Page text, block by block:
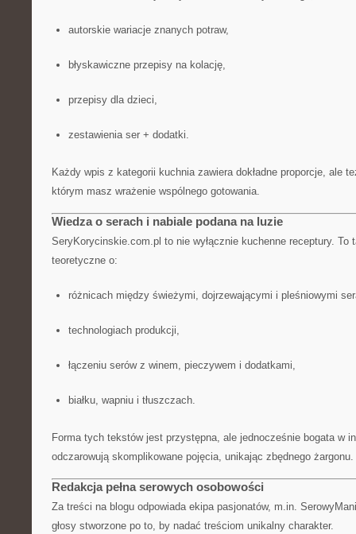
autorskie wariacje znanych potraw,
błyskawiczne przepisy na kolację,
przepisy dla dzieci,
zestawienia ser + dodatki.
Każdy wpis z kategorii kuchnia zawiera dokładne proporcje, ale
którym masz wrażenie wspólnego gotowania.
Wiedza o serach i nabiale podana na luzie
SeryKorycinskie.com.pl to nie wyłącznie kuchenne receptury. To
teoretyczne o:
różnicach między świeżymi, dojrzewającymi i pleśniowymi
technologiach produkcji,
łączeniu serów z winem, pieczywem i dodatkami,
białku, wapniu i tłuszczach.
Forma tych tekstów jest przystępna, ale jednocześnie bogata w
odczarowują skomplikowane pojęcia, unikając zbędnego żargonu.
Redakcja pełna serowych osobowości
Za treści na blogu odpowiada ekipa pasjonatów, m.in.
głosy stworzone po to, by nadać treściom unikalny charakter.